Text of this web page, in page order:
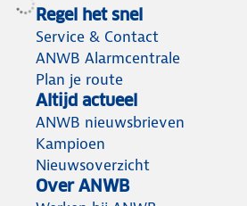
Regel het snel
Service & Contact
ANWB Alarmcentrale
Plan je route
Altijd actueel
ANWB nieuwsbrieven
Kampioen
Nieuwsoverzicht
Over ANWB